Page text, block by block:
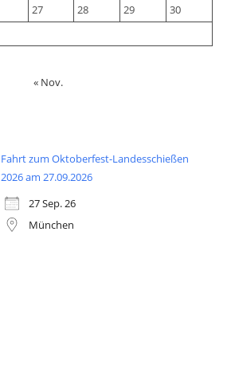
27 28 29
30
« Nov.
Fahrt zum Oktoberfest-Landesschießen
2026 am 27.09.2026
27 Sep. 26
München